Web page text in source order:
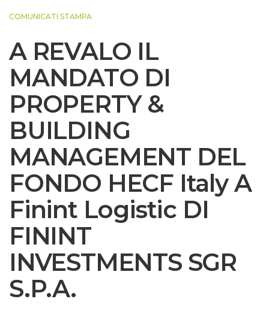
COMUNICATI STAMPA
A REVALO IL
MANDATO DI
PROPERTY &
BUILDING
MANAGEMENT DEL
FONDO HECF Italy A
Finint Logistic DI
FININT
INVESTMENTS SGR
S.P.A.